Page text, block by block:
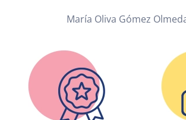
María Oliva Gómez